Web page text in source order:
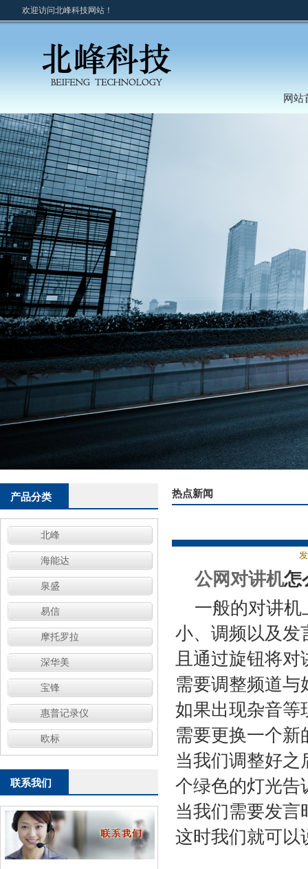
欢迎访问北峰科技网站！
网站
产品分类
北峰
海能达
泉盛
易信
摩托罗拉
深华美
宝锋
惠普记录仪
欧标
联系我们
热点新闻
公网对讲机怎
一般的对讲
小、调频以及发
且通过旋钮将对
需要调整频道与
如果出现杂音等
需要更换一个新
当我们调整好之
个绿色的灯光告
当我们需要发言
这时我们就可以